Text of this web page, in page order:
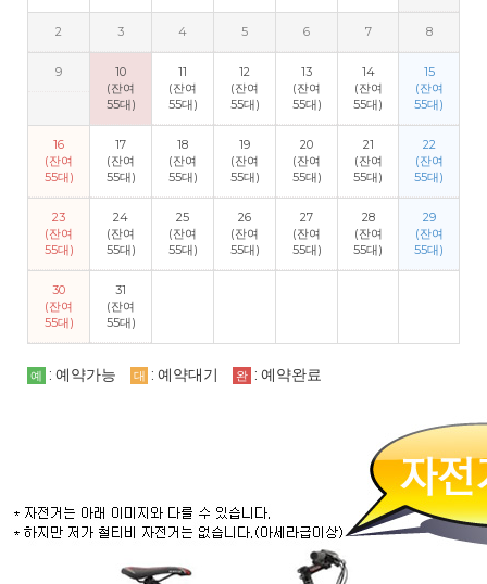
2 3 4 5 6 7 8
9
10
(잔여
55대)
11
(잔여
55대)
12
(잔여
55대)
13
(잔여
55대)
14
(잔여
55대)
15
(잔여
55대)
16
(잔여
55대)
17
(잔여
55대)
18
(잔여
55대)
19
(잔여
55대)
20
(잔여
55대)
21
(잔여
55대)
22
(잔여
55대)
23
(잔여
55대)
24
(잔여
55대)
25
(잔여
55대)
26
(잔여
55대)
27
(잔여
55대)
28
(잔여
55대)
29
(잔여
55대)
30
(잔여
55대)
31
(잔여
55대)
예 : 예약가능 대 : 예약대기 완 : 예약완료